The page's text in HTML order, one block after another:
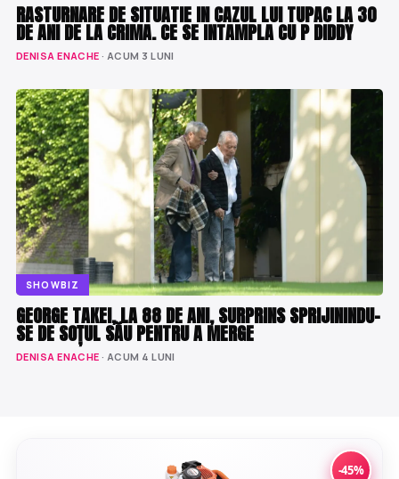
RASTURNARE DE SITUATIE IN CAZUL LUI TUPAC LA 30
DE ANI DE LA CRIMA. CE SE INTAMPLA CU P DIDDY
DENISA ENACHE · ACUM 3 LUNI
SHOWBIZ
GEORGE TAKEI, LA 88 DE ANI, SURPRINS SPRIJININDU-
SE DE SOȚUL SĂU PENTRU A MERGE
DENISA ENACHE · ACUM 4 LUNI
-45%